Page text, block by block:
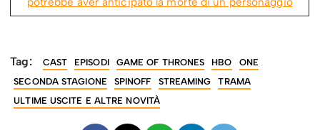
Tag: CAST EPISODI GAME OF THRONES HBO
ONE
SECONDA STAGIONE
SPINOFF STREAMING
TRAMA
ULTIME USCITE E ALTRE NOVITÀ